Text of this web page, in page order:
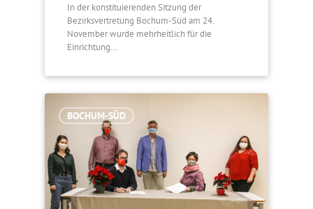
In der konstituierenden Sitzung der
Bezirksvertretung Bochum-Süd am 24.
November wurde mehrheitlich für die
Einrichtung…
BOCHUM-SÜD